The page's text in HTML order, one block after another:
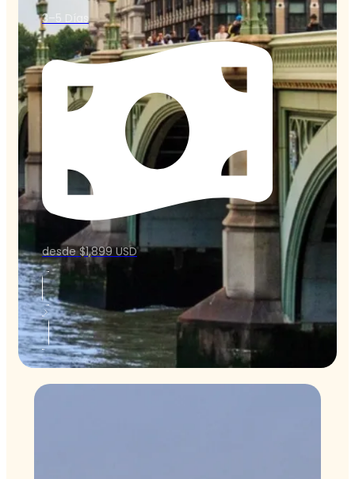
3–5 Días
desde $1,899 USD